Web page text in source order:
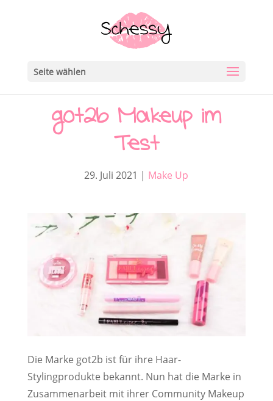
Seite wählen
got2b Makeup im
Test
29. Juli 2021 | Make Up
Die Marke got2b ist für ihre Haar-
Stylingprodukte bekannt. Nun hat die Marke in
Zusammenarbeit mit ihrer Community Makeup